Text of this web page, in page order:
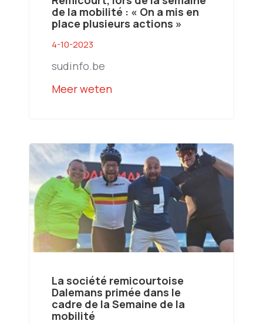
de la mobilité : « On a mis en
place plusieurs actions »
4-10-2023
sudinfo.be
Meer weten
La société remicourtoise
Dalemans primée dans le
cadre de la Semaine de la
mobilité